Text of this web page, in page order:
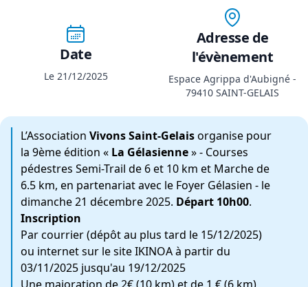
Date
Le 21/12/2025
Adresse de
l'évènement
Espace Agrippa d'Aubigné -
79410 SAINT-GELAIS
L’Association Vivons Saint-Gelaisorganise pour
la 9ème édition « La Gélasienne» - Courses
pédestres Semi-Trail de 6 et 10 km et Marche de
6.5 km, en partenariat avec le Foyer Gélasien - le
dimanche 21 décembre 2025. Départ 10h00.
Inscription
Par courrier (dépôt au plus tard le 15/12/2025)
ou internet sur le site IKINOA à partir du
03/11/2025 jusqu'au 19/12/2025
Une majoration de 2€ (10 km) et de 1 € (6 km)